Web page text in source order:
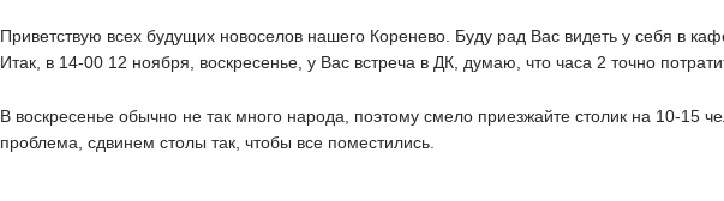
Приветствую всех будущих новоселов нашего Коренево. Буду рад Вас видеть у себя в
Итак, в 14-00 12 ноября, воскресенье, у Вас встреча в ДК, думаю, что часа 2 точно
В воскресенье обычно не так много народа, поэтому смело приезжайте столик на 10-15
проблема, сдвинем столы так, чтобы все поместились.